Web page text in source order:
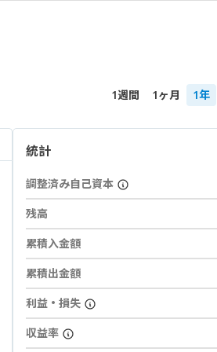
1週間 1ヶ月 1年
統計
調整済み自己資本
残高
累積入金額
累積出金額
利益・損失
収益率